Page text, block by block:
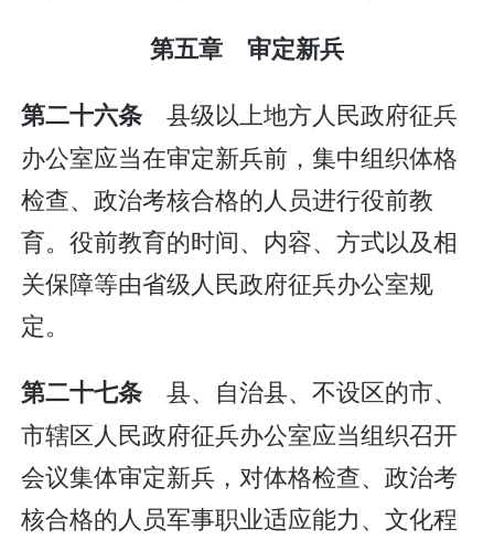
第五章 审定新兵
第二十六条 县级以上地方人民政府征兵
办公室应当在审定新兵前，集中组织体格
检查、政治考核合格的人员进行役前教
育。役前教育的时间、内容、方式以及相
关保障等由省级人民政府征兵办公室规
定。
第二十七条 县、自治县、不设区的市、
市辖区人民政府征兵办公室应当组织召开
会议集体审定新兵，对体格检查、政治考
核合格的人员军事职业适应能力、文化程